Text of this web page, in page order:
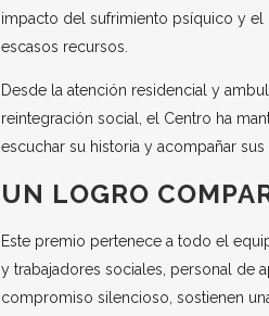
impacto del sufrimiento psíquico y el
escasos recursos.
Desde la atención residencial y
reintegración social, el Centro ha
escuchar su historia y acompañar
UN LOGRO
Este premio pertenece a todo el
y trabajadores sociales, personal de
compromiso silencioso, sostienen